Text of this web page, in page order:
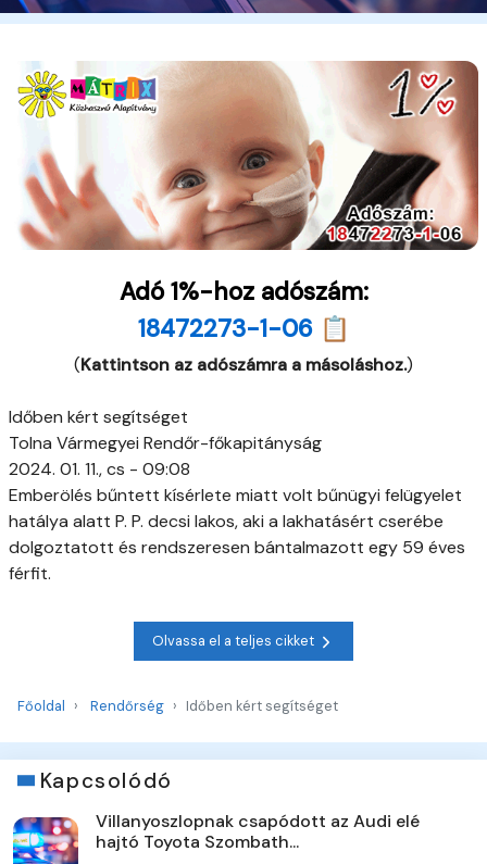
Adó 1%-hoz adószám:
18472273-1-06 📋
(Kattintson az adószámra a másoláshoz.)
Időben kért segítséget
Tolna Vármegyei Rendőr-főkapitányság
2024. 01. 11., cs - 09:08
Emberölés bűntett kísérlete miatt volt bűnügyi felügyelet
hatálya alatt P. P. decsi lakos, aki a lakhatásért cserébe
dolgoztatott és rendszeresen bántalmazott egy 59 éves
férfit.
Olvassa el a teljes cikket
Főoldal Rendőrség Időben kért segítséget
Kapcsolódó
Villanyoszlopnak csapódott az Audi elé
hajtó Toyota Szombath...